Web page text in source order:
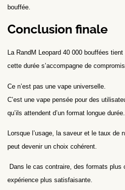
bouffée.
Conclusion finale
La RandM Leopard 40 000 bouffées
cette durée s’accompagne de
Ce n’est pas une vape universelle.
C’est une vape pensée pour des
qu’ils attendent d’un format longue durée.
Lorsque l’usage, la saveur et le taux
peut devenir un choix cohérent.
Dans le cas contraire, des formats plus
expérience plus satisfaisante.